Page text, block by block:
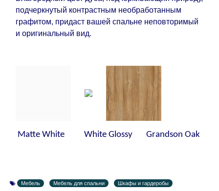
является модулярной, что оставляет право за
Поставщиком сделать доставку по мере
поступления модулей с фабрики, в течение
дополнительных 60 рабочих дней после первой
подчеркнутый контрастным необработанным
графитом, придаст вашей спальне неповторимый
и оригинальный вид.
Matte White White Glossy Grandson Oak
Мебель Мебель для спальни
Шкафы и гардеробы